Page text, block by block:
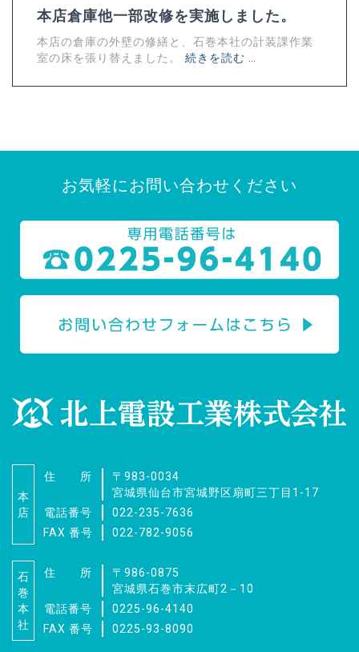
本店倉庫他一部改修を実施しました。
本店の倉庫の外壁の修繕と、石巻本社の計装課作業
室の床を張り替えました。
続きを読む …
お気軽にお問い合わせください
本
店
住 所
〒983-0034
宮城県仙台市宮城野区扇町三丁目1-17
電話番号
022-235-7636
FAX 番号
022-782-9056
石
巻
本
社
住 所
〒986-0875
宮城県石巻市末広町2－10
電話番号
0225-96-4140
FAX 番号
0225-93-8090